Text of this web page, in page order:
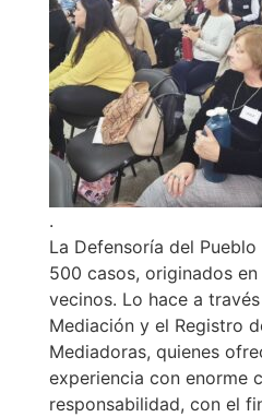
.
La Defensoría del
500 casos, originados
vecinos. Lo hace a
Mediación y el Registro
Mediadoras, quienes
experiencia con enorme
responsabilidad, con el